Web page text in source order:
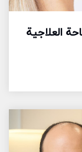
العلاجية